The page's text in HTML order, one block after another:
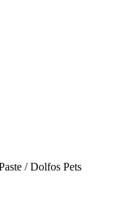
/ Dolfos Pets